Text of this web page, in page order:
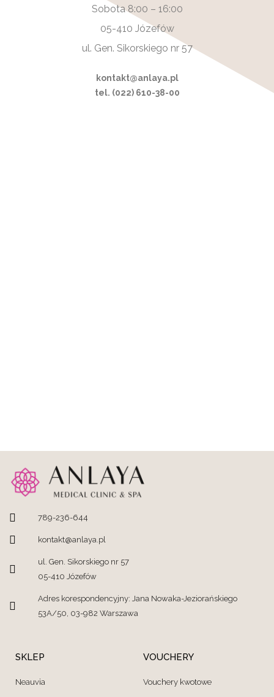
Sobota 8:00 – 16:00
05-410 Józefów
ul. Gen. Sikorskiego nr 57
kontakt@anlaya.pl
tel. (022) 610-38-00
789-236-644
kontakt@anlaya.pl
ul. Gen. Sikorskiego nr 57
05-410 Józefów
Adres korespondencyjny: Jana Nowaka-Jeziorańskiego
53A/50, 03-982 Warszawa
SKLEP
Neauvia
VOUCHERY
Vouchery kwotowe